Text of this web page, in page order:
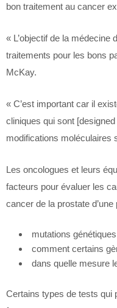
bon traitement au cancer
« L’objectif de la médecine
traitements pour les bons
McKay.
« C’est important car il
cliniques qui sont
modifications moléculaires
Les oncologues et leurs
facteurs pour évaluer les
cancer de la prostate
mutations
comment certains
dans quelle mesure
Certains types de tests qui